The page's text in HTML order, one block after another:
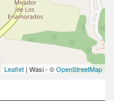
Leaflet | Wasi - ©OpenStreetMap